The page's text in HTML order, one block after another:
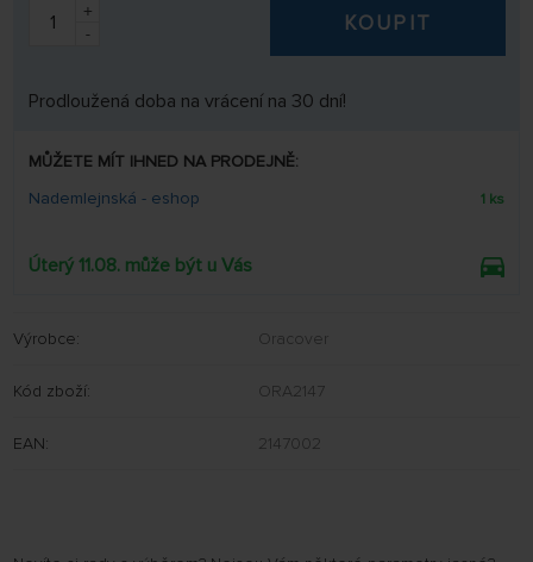
+
-
KOUPIT
Prodloužená doba na vrácení na 30 dní!
MŮŽETE MÍT IHNED NA PRODEJNĚ:
Nademlejnská - eshop
1 ks
Úterý 11.08. může být u Vás
Výrobce: Oracover
Kód zboží: ORA2147
EAN: 2147002